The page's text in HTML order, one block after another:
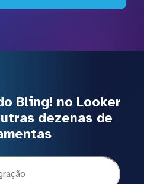
Bling! no Looker
dezenas de